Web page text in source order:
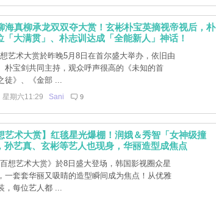
海真柳承龙双双夺大赏！玄彬朴宝英摘视帝视后，朴
「大满贯」、朴志训达成「全能新人」神话！
艺术大赏於昨晚5月8日在首尔盛大举办，依旧由
朴宝剑共同主持，观众呼声很高的《未知的首
徒》、《金部 ...
期六11:29 Sani 9
艺术大赏】红毯星光爆棚！润娥＆秀智「女神级撞
孙艺真、玄彬等艺人也现身，华丽造型成焦点
想艺术大赏》於8日盛大登场，韩国影视圈众星
一套套华丽又吸睛的造型瞬间成为焦点！从优雅
，每位艺人都 ...